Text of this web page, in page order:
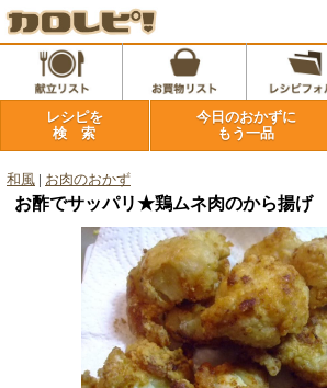
レシピを
検 索
今日のおかずに
もう一品
和風 お肉のおかず
お酢でサッパリ★鶏ムネ肉のから揚げ